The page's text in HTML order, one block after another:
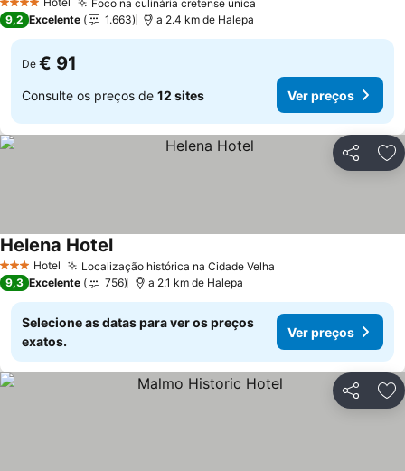
4 Estrelas Foco na culinária cretense única
9,2 Excelente 1.663 a 2.4 km de Halepa
De € 91
Consulte os preços de 12 sites Ver preços
Partilhar
3 EstrelasHotel Localização histórica na Cidade Velha
Helena HotelVer preços
9,3 Excelente 756 a 2.1 km de Halepa
Selecione as datas para ver os preços
exatos.
Ver preços
Partilhar